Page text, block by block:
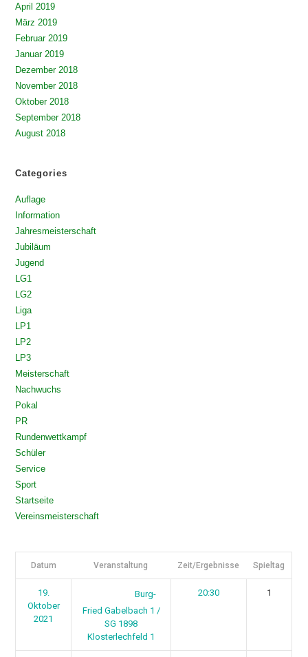
April 2019
März 2019
Februar 2019
Januar 2019
Dezember 2018
November 2018
Oktober 2018
September 2018
August 2018
Categories
Auflage
Information
Jahresmeisterschaft
Jubiläum
Jugend
LG1
LG2
Liga
LP1
LP2
LP3
Meisterschaft
Nachwuchs
Pokal
PR
Rundenwettkampf
Schüler
Service
Sport
Startseite
Vereinsmeisterschaft
Datum Veranstaltung Zeit/Ergebnisse Spieltag
19.
Oktober
2021
Burg-
Fried Gabelbach 1 /
SG 1898
Klosterlechfeld 1
20:30 1